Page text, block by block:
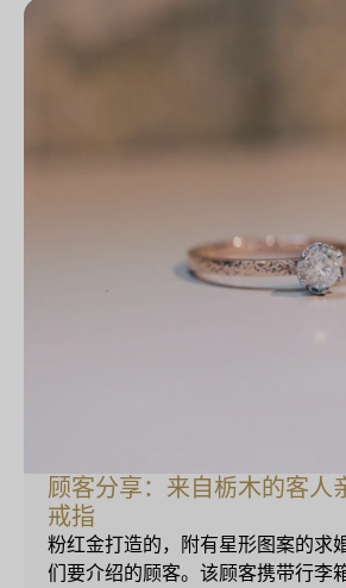
顾客分享：来自栃木的客人
戒指
粉红金打造的，附有星形图案的求
们要介绍的顾客。该顾客携带行李